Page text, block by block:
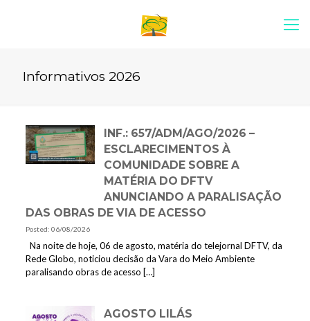
Informativos 2026
INF.: 657/ADM/AGO/2026 –
ESCLARECIMENTOS À
COMUNIDADE SOBRE A
MATÉRIA DO DFTV
ANUNCIANDO A PARALISAÇÃO
DAS OBRAS DE VIA DE ACESSO
Posted: 06/08/2026
Na noite de hoje, 06 de agosto, matéria do telejornal DFTV, da
Rede Globo, noticiou decisão da Vara do Meio Ambiente
paralisando obras de acesso […]
AGOSTO LILÁS